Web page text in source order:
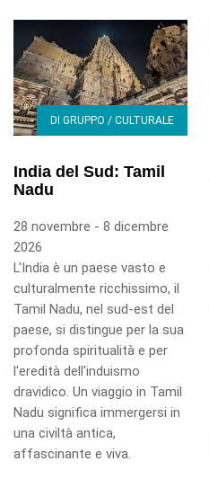
DI GRUPPO / CULTURALE
India del Sud: Tamil
Nadu
28 novembre - 8 dicembre
2026
L'India è un paese vasto e
culturalmente ricchissimo, il
Tamil Nadu, nel sud-est del
paese, si distingue per la sua
profonda spiritualità e per
l'eredità dell'induismo
dravidico. Un viaggio in Tamil
Nadu significa immergersi in
una civiltà antica,
affascinante e viva.